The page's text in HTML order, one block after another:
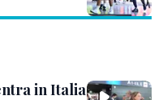
in Italia